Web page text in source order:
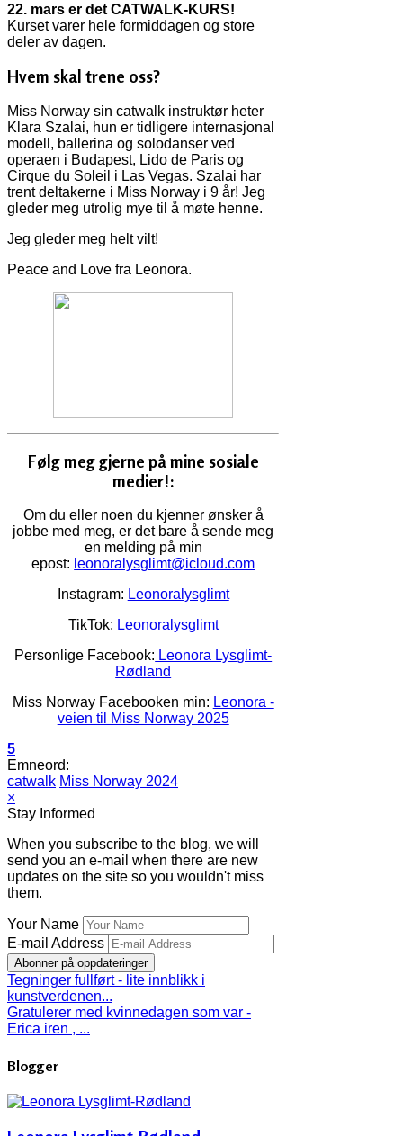
22. mars er det CATWALK-KURS!
Kurset varer hele formiddagen og store
deler av dagen.
Hvem skal trene oss?
Miss Norway sin catwalk instruktør heter
Klara Szalai, hun er tidligere internasjonal
modell, ballerina og solodanser ved
operaen i Budapest, Lido de Paris og
Cirque du Soleil i Las Vegas. Szalai har
trent deltakerne i Miss Norway i 9 år! Jeg
gleder meg utrolig mye til å møte henne.
Jeg gleder meg helt vilt!
Peace and Love fra Leonora.
Følg meg gjerne på mine sosiale
medier!:
Om du eller noen du kjenner ønsker å
jobbe med meg, er det bare å sende meg
en melding på min
epost: leonoralysglimt@icloud.com
Instagram: Leonoralysglimt
TikTok: Leonoralysglimt
Personlige Facebook: Leonora Lysglimt-
Rødland
Miss Norway Facebooken min: Leonora -
veien til Miss Norway 2025
5
Emneord:
catwalk Miss Norway 2024
×
Stay Informed
When you subscribe to the blog, we will
send you an e-mail when there are new
updates on the site so you wouldn't miss
them.
Your Name
E-mail Address
Abonner på oppdateringer
Tegninger fullført - lite innblikk i
kunstverdenen...
Gratulerer med kvinnedagen som var -
Erica iren , ...
Blogger